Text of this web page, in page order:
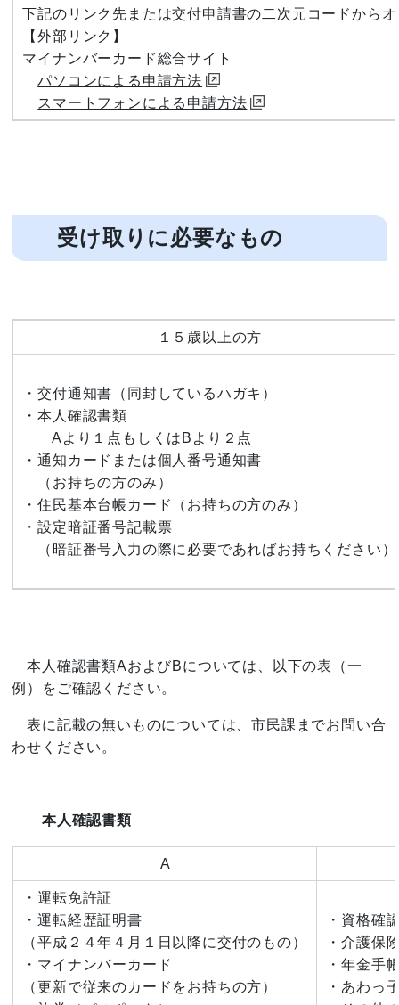
下記のリンク先または交付申請書の二次元コードから
【外部リンク】
マイナンバーカード総合サイト
パソコンによる申請方法
スマートフォンによる申請方法
受け取りに必要なもの
１５歳以上の方
・交付通知書（同封しているハガキ）
・本人確認書類
Aより１点もしくはBより２点
・通知カードまたは個人番号通知書
（お持ちの方のみ）
・住民基本台帳カード（お持ちの方のみ）
・設定暗証番号記載票
（暗証番号入力の際に必要であればお持ちください）
本人確認書類AおよびBについては、以下の表（一
例）をご確認ください。
表に記載の無いものについては、市民課までお問い合
わせください。
本人確認書類
A
・運転免許証
・運転経歴証明書
（平成２４年４月１日以降に交付のもの）
・マイナンバーカード
（更新で従来のカードをお持ちの方）
・資格確
・介護保
・年金手
・あわっ